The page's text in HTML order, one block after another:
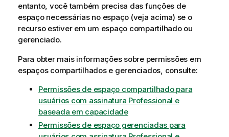
entanto, você também precisa das funções de
espaço necessárias no espaço (veja acima) se o
recurso estiver em um espaço compartilhado ou
gerenciado.
Para obter mais informações sobre permissões em
espaços compartilhados e gerenciados, consulte:
Permissões de espaço compartilhado para
usuários com assinatura Professional e
baseada em capacidade
Permissões de espaço gerenciadas para